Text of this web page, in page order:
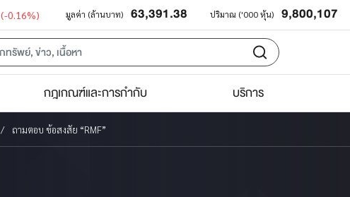
(-0.16%) มูลค่า (ล้านบาท) 63,391.38 ปริมาณ ('000 หุ้น) 9,800,107
กฎเกณฑ์และการกำกับ บริการ
ถามตอบ ข้อสงสัย “RMF”